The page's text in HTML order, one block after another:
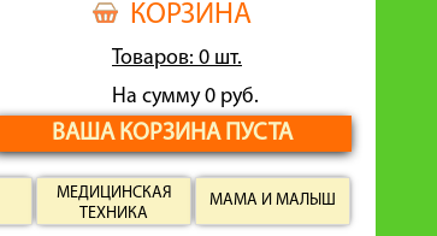
КОРЗИНА
Товаров: 0 шт.
На сумму 0 руб.
ВАША КОРЗИНА ПУСТА
МЕДИЦИНСКАЯ
ТЕХНИКА
МАМА И МАЛЫШ